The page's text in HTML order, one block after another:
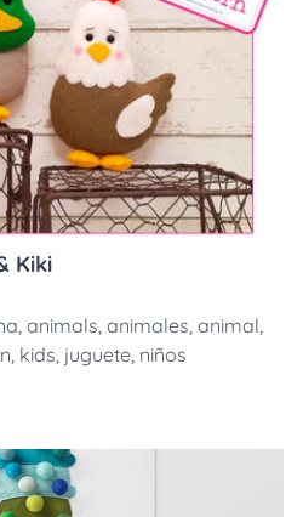
Kiki
, animals, animales, animal,
, kids, juguete, niños